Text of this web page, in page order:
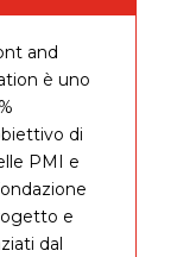
and
è uno
di
PMI e
e
dal